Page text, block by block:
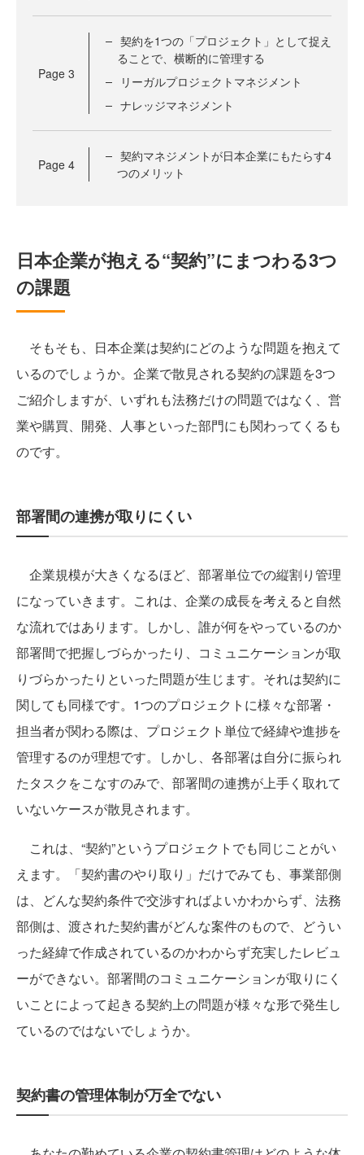
Page 3
契約を1つの「プロジェクト」として捉え
ることで、横断的に管理する
リーガルプロジェクトマネジメント
ナレッジマネジメント
Page 4
契約マネジメントが日本企業にもたらす4
つのメリット
日本企業が抱える“契約”にまつわる3つ
の課題
そもそも、日本企業は契約にどのような問題を抱えて
いるのでしょうか。企業で散見される契約の課題を3つ
ご紹介しますが、いずれも法務だけの問題ではなく、営
業や購買、開発、人事といった部門にも関わってくるも
のです。
部署間の連携が取りにくい
企業規模が大きくなるほど、部署単位での縦割り管理
になっていきます。これは、企業の成長を考えると自然
な流れではあります。しかし、誰が何をやっているのか
部署間で把握しづらかったり、コミュニケーションが取
りづらかったりといった問題が生じます。それは契約に
関しても同様です。1つのプロジェクトに様々な部署・
担当者が関わる際は、プロジェクト単位で経緯や進捗を
管理するのが理想です。しかし、各部署は自分に振られ
たタスクをこなすのみで、部署間の連携が上手く取れて
いないケースが散見されます。
これは、“契約”というプロジェクトでも同じことがい
えます。「契約書のやり取り」だけでみても、事業部側
は、どんな契約条件で交渉すればよいかわからず、法務
部側は、渡された契約書がどんな案件のもので、どうい
った経緯で作成されているのかわからず充実したレビュ
ーができない。部署間のコミュニケーションが取りにく
いことによって起きる契約上の問題が様々な形で発生し
ているのではないでしょうか。
契約書の管理体制が万全でない